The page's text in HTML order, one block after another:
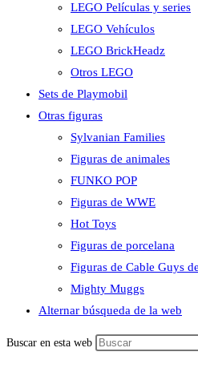
LEGO Películas y series
LEGO Vehículos
LEGO BrickHeadz
Otros LEGO
Sets de Playmobil
Otras figuras
Sylvanian Families
Figuras de animales
FUNKO POP
Figuras de WWE
Hot Toys
Figuras de porcelana
Figuras de Cable Guys
Mighty Muggs
Alternar búsqueda de la web
Buscar en esta web